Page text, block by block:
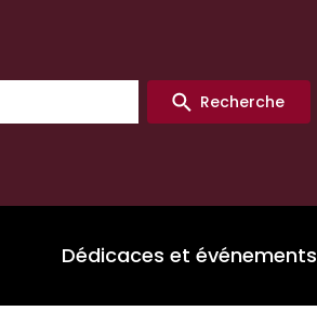
Recherche
Dédicaces et événements